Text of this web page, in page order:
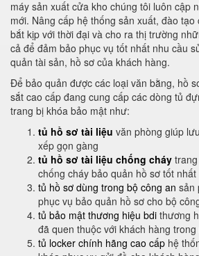
máy sản xuất cửa kho chúng tôi luôn cập
mới. Nâng cấp hệ thống sản xuất, đào
bắt kịp với thời đại và cho ra thị trường
cả để đảm bảo phục vụ tốt nhất nhu cầu
quản tài sản, hồ sơ của khách hàng.
Để bảo quản được các loại văn bằng, hồ
sắt cao cấp đang cung cấp các dòng tủ
trang bị khóa bảo mật như:
tủ hồ sơ tài liệu văn phòng giúp
xếp gọn gàng
tủ hồ sơ tài liệu chống cháy
chống cháy bảo quản hồ sơ tốt nhất
tủ hồ sơ dùng trong bộ công an sản
phục vụ bảo quản hồ sơ cho bộ
tủ bảo mật thương hiệu bdi thương
đã quen thuộc với khách hàng
tủ locker chính hãng cao cấp hệ